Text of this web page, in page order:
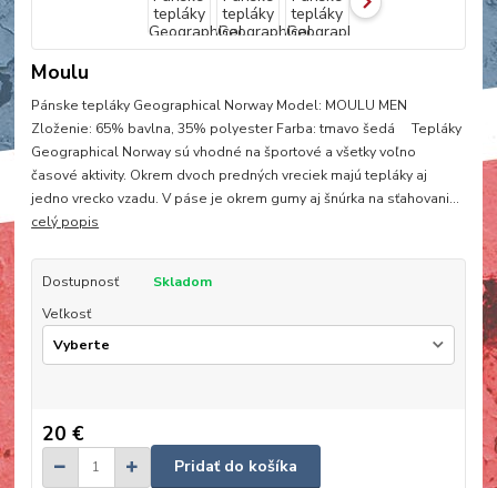
Moulu
Pánske tepláky Geographical Norway Model: MOULU MEN
Zloženie: 65% bavlna, 35% polyester Farba: tmavo šedá Tepláky
Geographical Norway sú vhodné na športové a všetky voľno
časové aktivity. Okrem dvoch predných vreciek majú tepláky aj
jedno vrecko vzadu. V páse je okrem gumy aj šnúrka na sťahovani...
celý popis
Dostupnosť
Skladom
Veľkosť
20 €
Pridať do košíka